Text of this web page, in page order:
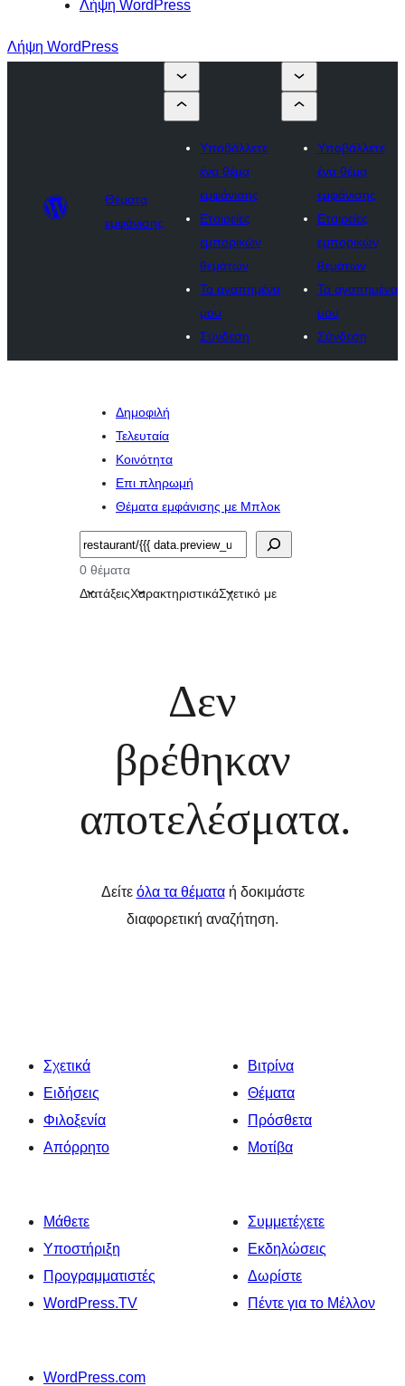
Λήψη WordPress
Λήψη WordPress
Θέματα
εμφάνισης
Υποβάλλετε
ένα θέμα
εμφάνισης
Εταιρείες
εμπορικών
θεμάτων
Τα αγαπημένα
μου
Σύνδεση
Υποβάλλετε
ένα θέμα
εμφάνισης
Εταιρείες
εμπορικών
θεμάτων
Τα αγαπημένα
μου
Σύνδεση
Δημοφιλή
Τελευταία
Κοινότητα
Επι πληρωμή
Θέματα εμφάνισης με Μπλοκ
Αναζήτηση
0 θέματα
ΔιατάξειςΧαρακτηριστικάΣχετικό με
Δεν
βρέθηκαν
αποτελέσματα.
Δείτε όλα τα θέματαή δοκιμάστε
διαφορετική αναζήτηση.
Σχετικά
Ειδήσεις
Φιλοξενία
Απόρρητο
Βιτρίνα
Θέματα
Πρόσθετα
Μοτίβα
Μάθετε
Υποστήριξη
Προγραμματιστές
WordPress.TV
Συμμετέχετε
Εκδηλώσεις
Δωρίστε
Πέντε για το Μέλλον
WordPress.com